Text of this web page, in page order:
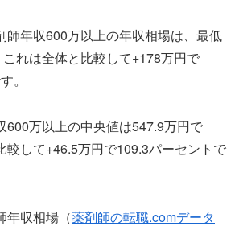
師年収600万以上の年収相場は、最低
れは全体と比較して+178万円で
。
600万以上の中央値は547.9万円で
較して+46.5万円で109.3パーセントで
年収相場（薬剤師の転職.comデータ